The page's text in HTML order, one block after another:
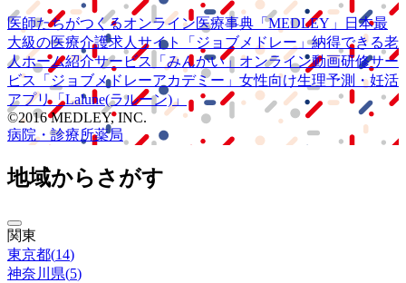
医師たちがつくるオンライン医療事典 「MEDLEY」
日本最
大級の医療介護求人サイト 「ジョブメドレー」納得できる老
人ホーム紹介サービス
「みんかい」 オンライン動画研修サー
ビス
「ジョブメドレーアカデミー」 女性向け生理予測・妊活
アプリ「Lalune(ラルーン)」
©2016 MEDLEY, INC.
病院・診療所薬局
地域からさがす
関東
東京都(14)
神奈川県(5)